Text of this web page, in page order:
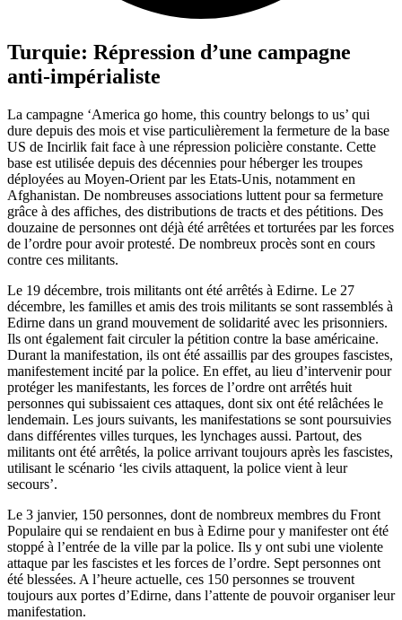
Turquie: Répression d’une campagne
anti-impérialiste
La campagne ‘America go home, this country belongs to us’ qui
dure depuis des mois et vise particulièrement la fermeture de la base
US de Incirlik fait face à une répression policière constante. Cette
base est utilisée depuis des décennies pour héberger les troupes
déployées au Moyen-Orient par les Etats-Unis, notamment en
Afghanistan. De nombreuses associations luttent pour sa fermeture
grâce à des affiches, des distributions de tracts et des pétitions. Des
douzaine de personnes ont déjà été arrêtées et torturées par les forces
de l’ordre pour avoir protesté. De nombreux procès sont en cours
contre ces militants.
Le 19 décembre, trois militants ont été arrêtés à Edirne. Le 27
décembre, les familles et amis des trois militants se sont rassemblés à
Edirne dans un grand mouvement de solidarité avec les prisonniers.
Ils ont également fait circuler la pétition contre la base américaine.
Durant la manifestation, ils ont été assaillis par des groupes fascistes,
manifestement incité par la police. En effet, au lieu d’intervenir pour
protéger les manifestants, les forces de l’ordre ont arrêtés huit
personnes qui subissaient ces attaques, dont six ont été relâchées le
lendemain. Les jours suivants, les manifestations se sont poursuivies
dans différentes villes turques, les lynchages aussi. Partout, des
militants ont été arrêtés, la police arrivant toujours après les fascistes,
utilisant le scénario ‘les civils attaquent, la police vient à leur
secours’.
Le 3 janvier, 150 personnes, dont de nombreux membres du Front
Populaire qui se rendaient en bus à Edirne pour y manifester ont été
stoppé à l’entrée de la ville par la police. Ils y ont subi une violente
attaque par les fascistes et les forces de l’ordre. Sept personnes ont
été blessées. A l’heure actuelle, ces 150 personnes se trouvent
toujours aux portes d’Edirne, dans l’attente de pouvoir organiser leur
manifestation.